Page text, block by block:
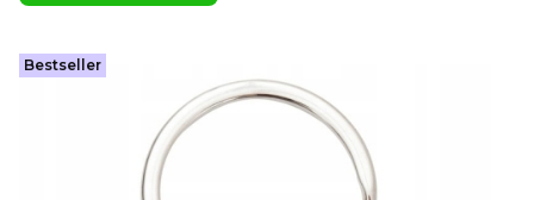
Bestseller